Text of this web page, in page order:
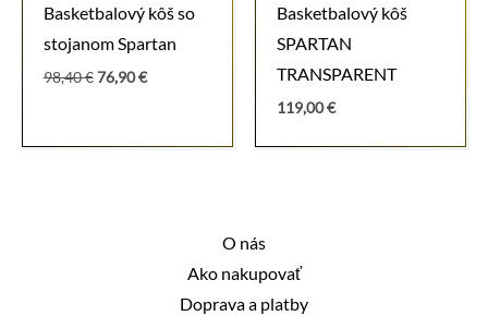
Basketbalový kôš so
stojanom Spartan
98,40€ Pôvodná
76,90€Aktuálna
Basketbalový kôš
SPARTAN
TRANSPARENT
119,00€
O nás
Ako nakupovať
Doprava a platby